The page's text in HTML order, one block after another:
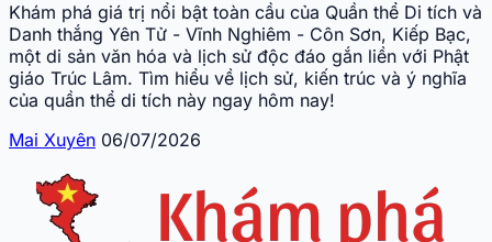
Khám phá giá trị nổi bật toàn cầu của Quần thể Di tích và
Danh thắng Yên Tử - Vĩnh Nghiêm - Côn Sơn, Kiếp Bạc,
một di sản văn hóa và lịch sử độc đáo gắn liền với Phật
giáo Trúc Lâm. Tìm hiểu về lịch sử, kiến trúc và ý nghĩa
của quần thể di tích này ngay hôm nay!
Mai Xuyên 06/07/2026